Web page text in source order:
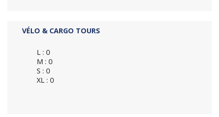
VÉLO & CARGO TOURS
L : 0
M : 0
S : 0
XL : 0